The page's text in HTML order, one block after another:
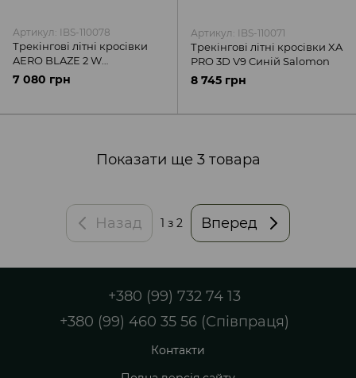
Артикул: IBS-110078
Трекінгові літні кросівки
AERO BLAZE 2 W
Bay/Chert/Electg Salomon
7 080 грн
Артикул: IBS-110071
Трекінгові літні кросівки XA
PRO 3D V9 Cиній Salomon
8 745 грн
Показати ще 3 товара
Назад 1 з 2 Вперед
+380 (99) 732 74 13
+380 (99) 460 35 56 (Співпраця)
Контакти